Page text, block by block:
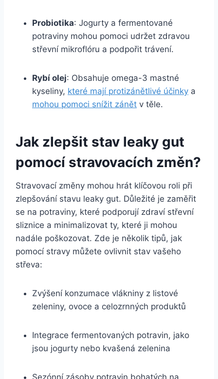
Probiotika: Jogurty a fermentované
potraviny mohou pomoci udržet zdravou
střevní mikroflóru a podpořit trávení.
Rybí olej: Obsahuje omega-3 mastné
kyseliny, které mají protizánětlivé účinky a
mohou pomoci snížit zánět v těle.
Jak zlepšit stav leaky gut
pomocí stravovacích změn?
Stravovací změny mohou hrát klíčovou roli při
zlepšování stavu leaky gut. Důležité je zaměřit
se na potraviny, které podporují zdraví střevní
sliznice a minimalizovat ty, které ji mohou
nadále poškozovat. Zde je několik tipů, jak
pomocí stravy můžete ovlivnit stav vašeho
střeva:
Zvýšení konzumace vlákniny z listové
zeleniny, ovoce a celozrnných produktů
Integrace fermentovaných potravin, jako
jsou jogurty nebo kvašená zelenina
Sezónní zásoby potravin bohatých na